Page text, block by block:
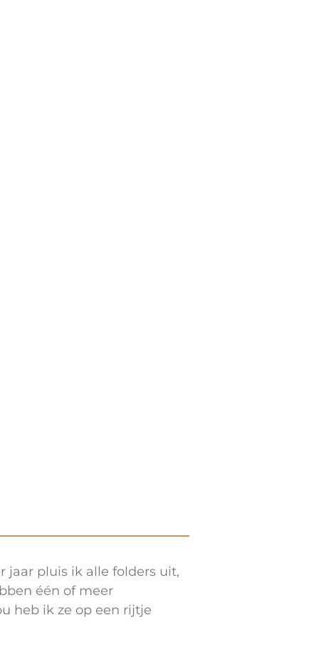
jaar pluis ik alle folders uit,
één of meer
heb ik ze op een rijtje